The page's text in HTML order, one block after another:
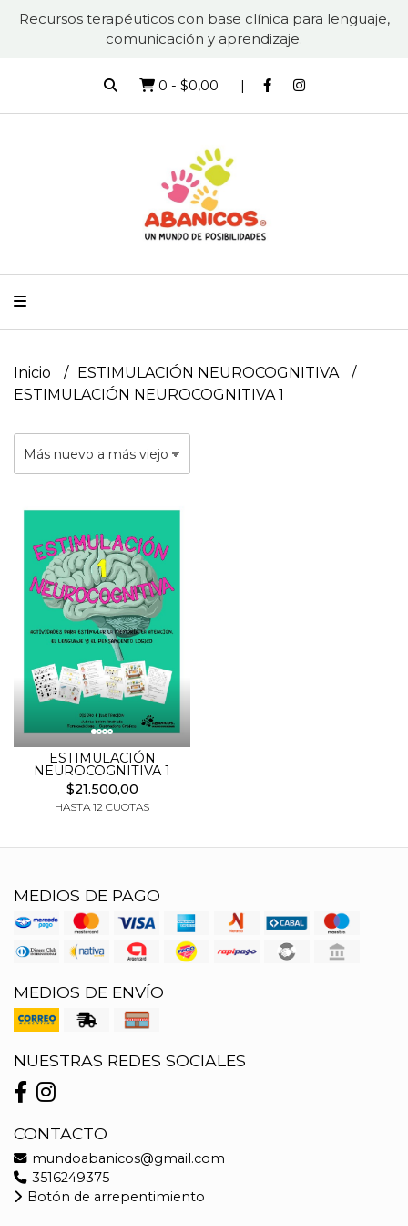
Recursos terapéuticos con base clínica para lenguaje,
comunicación y aprendizaje.
0 - $0,00
Inicio
ESTIMULACIÓN NEUROCOGNITIVA
ESTIMULACIÓN NEUROCOGNITIVA 1
ESTIMULACIÓN
NEUROCOGNITIVA 1
$21.500,00
HASTA 12 CUOTAS
MEDIOS DE PAGO
MEDIOS DE ENVÍO
NUESTRAS REDES SOCIALES
CONTACTO
mundoabanicos@gmail.com
3516249375
Botón de arrepentimiento